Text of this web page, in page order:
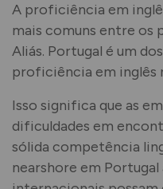
A proficiência em
mais comuns entre os
Aliás. Portugal é um
proficiência em inglês
Isso significa que as
dificuldades em
sólida competência
nearshore em Portugal